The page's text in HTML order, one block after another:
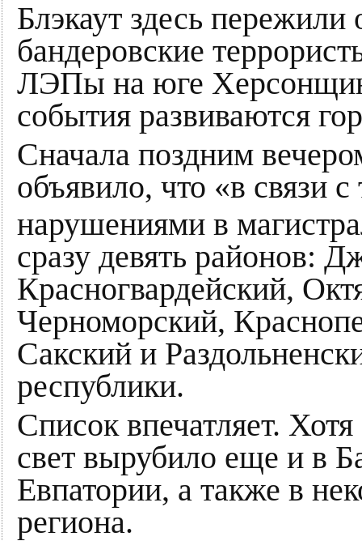
Блэкаут здесь
бандеровские
ЛЭПы на юге
события развиваются
Сначала поздним
объявило, что «в связи
нарушениями в
сразу девять районов:
Красногвардейский,
Черноморский,
Сакский и
республики.
Список впечатляет.
свет вырубило еще и в
Евпатории, а также в
региона.